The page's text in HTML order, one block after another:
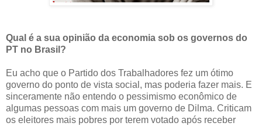
Qual é a sua opinião da economia sob os governos do
PT no Brasil?
Eu acho que o Partido dos Trabalhadores fez um ótimo
governo do ponto de vista social, mas poderia fazer mais. E
sinceramente não entendo o pessimismo econômico de
algumas pessoas com mais um governo de Dilma. Criticam
os eleitores mais pobres por terem votado após receber